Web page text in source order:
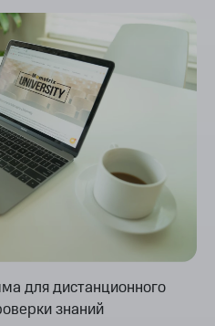
для дистанционного
знаний